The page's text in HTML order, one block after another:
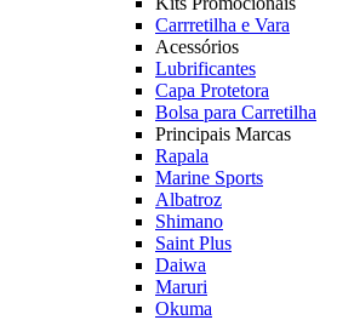
Carrretilha e Vara
Acessórios
Lubrificantes
Capa Protetora
Bolsa para Carretilha
Principais Marcas
Rapala
Marine Sports
Albatroz
Shimano
Saint Plus
Daiwa
Maruri
Okuma